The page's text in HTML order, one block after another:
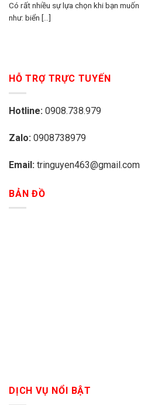
Có rất nhiều sự lựa chọn khi bạn
như: biển [...]
HỖ TRỢ TRỰC TUYẾN
Hotline: 0908.738.979
Zalo: 0908738979
Email: tringuyen463@gmail.com
BẢN ĐỒ
DỊCH VỤ NỔI BẬT